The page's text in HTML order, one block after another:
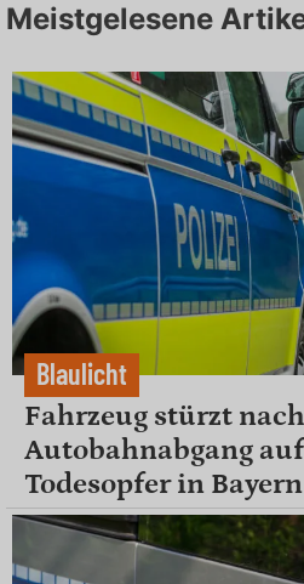
Meistgelesene
Blaulicht
Fahrzeug stürzt nach
Autobahnabgang
Todesopfer in Bayern